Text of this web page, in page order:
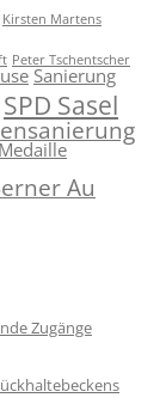
Kirsten Martens
Peter Tschentscher
Sanierung
SPD Sasel
Au
Zugänge